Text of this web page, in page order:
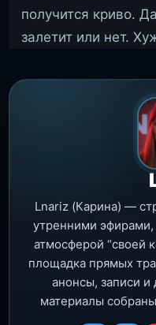
получится криво.
залетит или нет.
Lnariz (Карина) —
утренними
атмосферой “своей
площадка прямых
анонсы, записи
материалы